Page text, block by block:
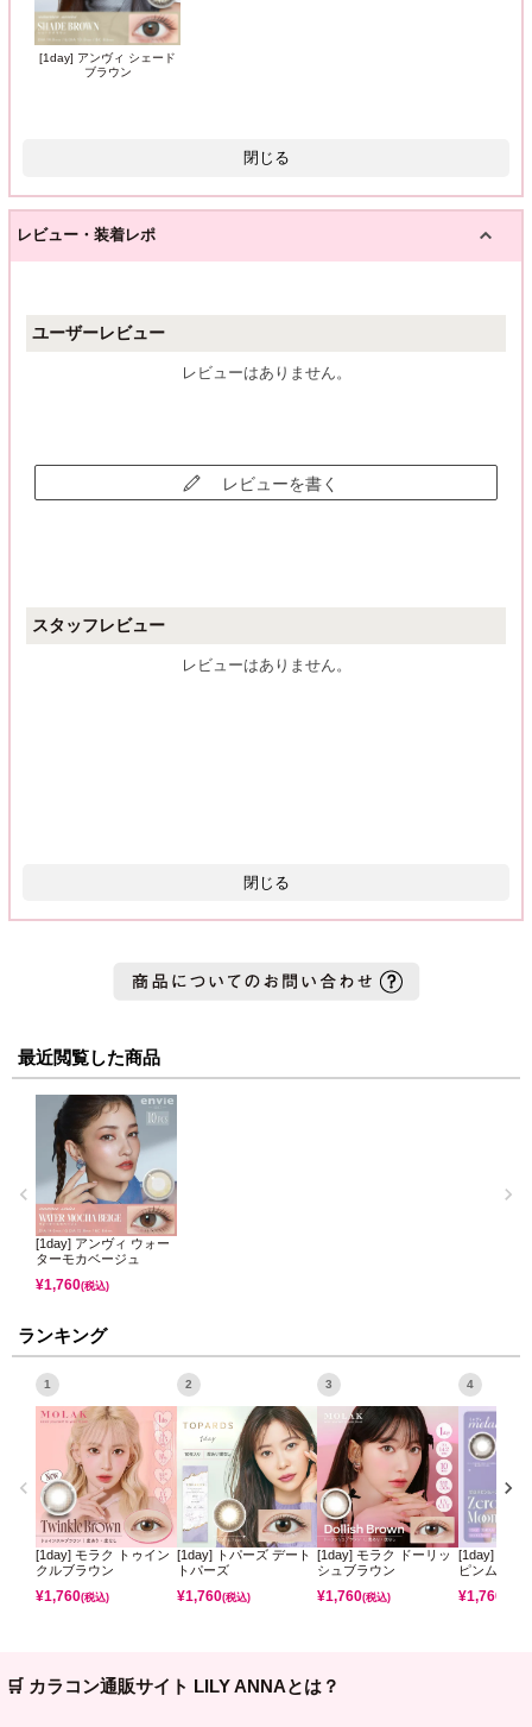
[1day] アンヴィ シェード
ブラウン
閉じる
レビュー・装着レポ
ユーザーレビュー
レビューはありません。
レビューを書く
スタッフレビュー
レビューはありません。
閉じる
最近閲覧した商品
[1day] アンヴィ ウォー
ターモカベージュ
¥1,760(税込)
ランキング
1
[1day] モラク トゥイン
クルブラウン
¥1,760(税込)
2
[1day] トパーズ デート
トパーズ
¥1,760(税込)
3
[1day] モラク ドーリッ
シュブラウン
¥1,760(税込)
4
[1day] ミレ
ピンムーン
¥1,760
🛒 カラコン通販サイト LILY ANNAとは？